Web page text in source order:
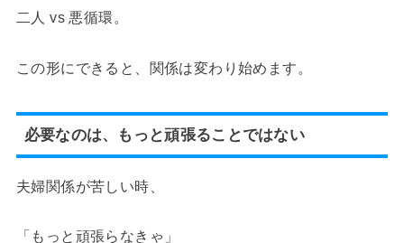
二人 vs 悪循環。
この形にできると、関係は変わり始めます。
必要なのは、もっと頑張ることではない
夫婦関係が苦しい時、
「もっと頑張らなきゃ」